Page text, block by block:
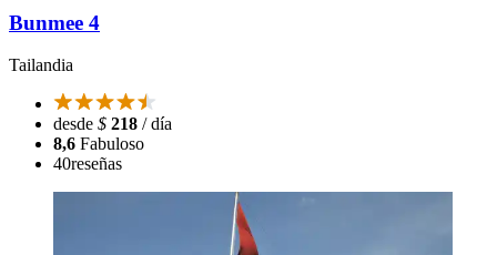
Bunmee 4
Tailandia
desde $ 218 / día
8,6 Fabuloso
40reseñas